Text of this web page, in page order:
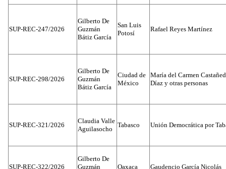
SUP-REC-247/2026
Gilberto De
Guzmán
Bátiz García
San Luis
Potosí
Rafael Reyes Martínez
SUP-REC-298/2026
Gilberto De
Guzmán
Bátiz García
Ciudad de
México
María del Carmen
Díaz y otras personas
SUP-REC-321/2026
Claudia Valle
Aguilasocho
Tabasco Unión Democrática por
SUP-REC-322/2026
Gilberto De
Guzmán
Oaxaca Gaudencio García Nicolás